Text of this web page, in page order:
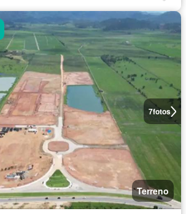
7fotos
Terreno